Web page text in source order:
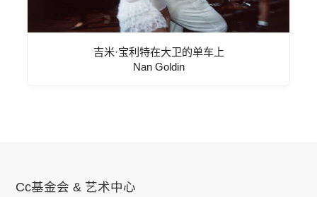
吉米·宝利特在大卫的单车上
Nan Goldin
Cc基金会 & 艺术中心